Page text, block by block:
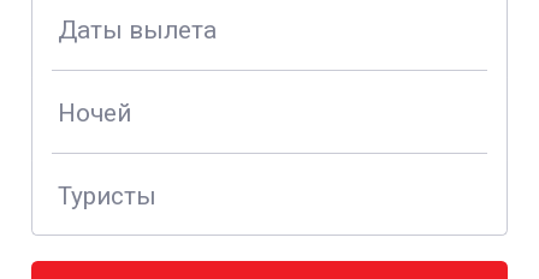
Даты вылета
Ночей
Туристы